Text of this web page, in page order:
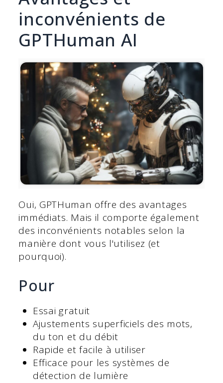
inconvénients de
GPTHuman AI
Oui, GPTHuman offre des avantages
immédiats. Mais il comporte également
des inconvénients notables selon la
manière dont vous l'utilisez (et
pourquoi).
Pour
Essai gratuit
Ajustements superficiels des mots,
du ton et du débit
Rapide et facile à utiliser
Efficace pour les systèmes de
détection de lumière